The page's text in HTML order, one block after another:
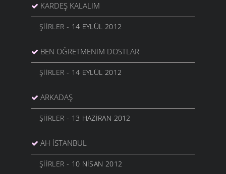
KARDEŞ KALALIM
ŞIIRLER - 14 EYLÜL 2012
BEN ÖĞRETMENIM DOSTLAR
ŞIIRLER - 14 EYLÜL 2012
ARKADAŞ
ŞIIRLER - 13 HAZIRAN 2012
AH İSTANBUL
ŞIIRLER - 10 NISAN 2012